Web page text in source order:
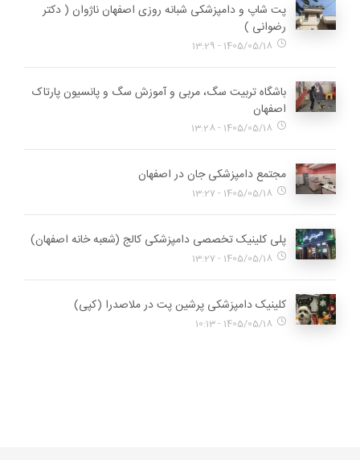
پت شاپ و دامپزشکی شبانه روزی اصفهان ناژوان ( دکتر
رضوانی )
1405/05/18 - 13:29
باشگاه تربیت سگ، مربی و آموزش سگ و پانسیون پارتاک
اصفهان
1405/05/18 - 13:28
مجتمع دامپزشکی جان در اصفهان
1405/05/18 - 13:27
پلی کلینیک تخصصی دامپزشکی کالج (شعبه خانه اصفهان)
1405/05/18 - 13:27
کلینیک دامپزشکی پرشین پت در ملاصدرا (کپی)
1405/05/18 - 10:13